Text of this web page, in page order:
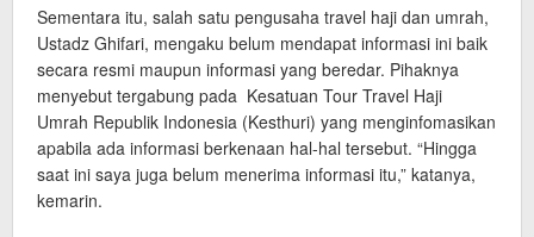
Sementara itu, salah satu pengusaha travel haji dan umrah,
Ustadz Ghifari, mengaku belum mendapat informasi ini baik
secara resmi maupun informasi yang beredar. Pihaknya
menyebut tergabung pada Kesatuan Tour Travel Haji
Umrah Republik Indonesia (Kesthuri) yang menginfomasikan
apabila ada informasi berkenaan hal-hal tersebut. “Hingga
saat ini saya juga belum menerima informasi itu,” katanya,
kemarin.